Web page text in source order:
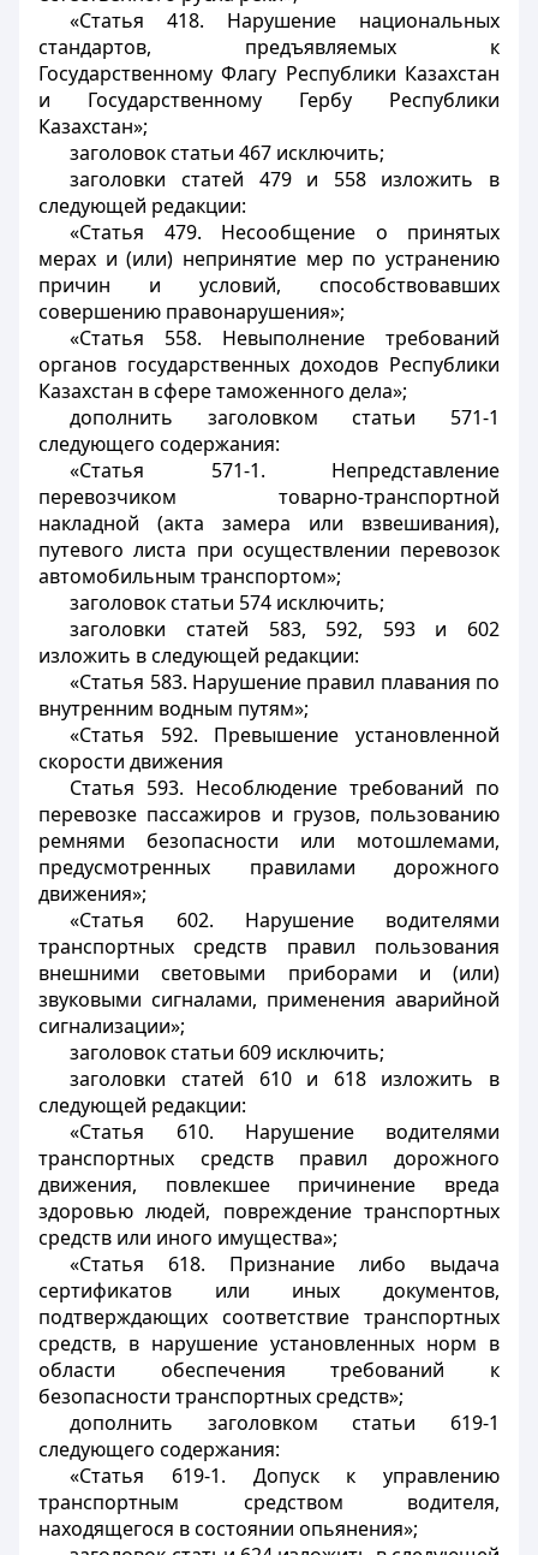
«Статья 418. Нарушение национальных
стандартов, предъявляемых к
Государственному Флагу Республики Казахстан
и Государственному Гербу Республики
Казахстан»;
заголовок статьи 467 исключить;
заголовки статей 479 и 558 изложить в
следующей редакции:
«Статья 479. Несообщение о принятых
мерах и (или) непринятие мер по устранению
причин и условий, способствовавших
совершению правонарушения»;
«Статья 558. Невыполнение требований
органов государственных доходов Республики
Казахстан в сфере таможенного дела»;
дополнить заголовком статьи 571-1
следующего содержания:
«Статья 571-1. Непредставление
перевозчиком товарно-транспортной
накладной (акта замера или взвешивания),
путевого листа при осуществлении перевозок
автомобильным транспортом»;
заголовок статьи 574 исключить;
заголовки статей 583, 592, 593 и 602
изложить в следующей редакции:
«Статья 583. Нарушение правил плавания по
внутренним водным путям»;
«Статья 592. Превышение установленной
скорости движения
Статья 593. Несоблюдение требований по
перевозке пассажиров и грузов, пользованию
ремнями безопасности или мотошлемами,
предусмотренных правилами дорожного
движения»;
«Статья 602. Нарушение водителями
транспортных средств правил пользования
внешними световыми приборами и (или)
звуковыми сигналами, применения аварийной
сигнализации»;
заголовок статьи 609 исключить;
заголовки статей 610 и 618 изложить в
следующей редакции:
«Статья 610. Нарушение водителями
транспортных средств правил дорожного
движения, повлекшее причинение вреда
здоровью людей, повреждение транспортных
средств или иного имущества»;
«Статья 618. Признание либо выдача
сертификатов или иных документов,
подтверждающих соответствие транспортных
средств, в нарушение установленных норм в
области обеспечения требований к
безопасности транспортных средств»;
дополнить заголовком статьи 619-1
следующего содержания:
«Статья 619-1. Допуск к управлению
транспортным средством водителя,
находящегося в состоянии опьянения»;